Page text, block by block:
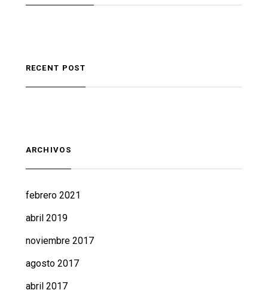
RECENT POST
ARCHIVOS
febrero 2021
abril 2019
noviembre 2017
agosto 2017
abril 2017